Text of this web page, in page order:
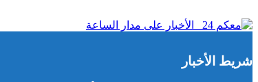
شريط الأخبار